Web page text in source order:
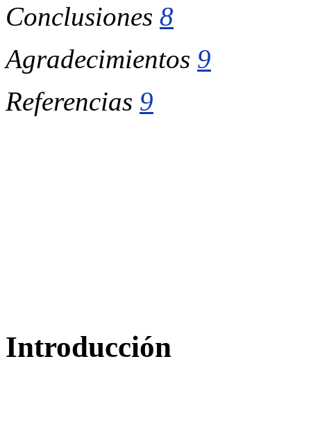
Conclusiones 8
Agradecimientos 9
Referencias 9
Introducción